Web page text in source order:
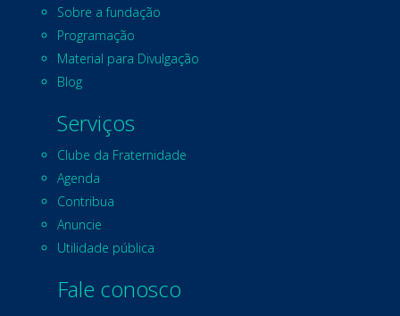
Sobre a fundação
Programação
Material para Divulgação
Blog
Serviços
Clube da Fraternidade
Agenda
Contribua
Anuncie
Utilidade pública
Fale conosco